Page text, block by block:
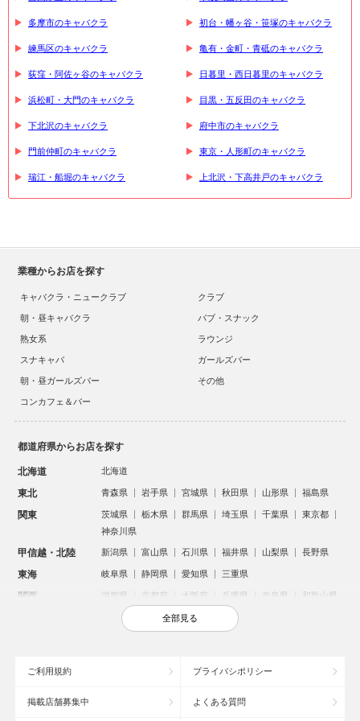
多摩市のキャバクラ 初台・幡ヶ谷・笹塚のキャバクラ
練馬区のキャバクラ 亀有・金町・青砥のキャバクラ
荻窪・阿佐ヶ谷のキャバクラ 日暮里・西日暮里のキャバクラ
浜松町・大門のキャバクラ 目黒・五反田のキャバクラ
下北沢のキャバクラ 府中市のキャバクラ
門前仲町のキャバクラ 東京・人形町のキャバクラ
瑞江・船堀のキャバクラ 上北沢・下高井戸のキャバクラ
業種からお店を探す
キャバクラ・ニュークラブ
クラブ
朝・昼キャバクラ
パブ・スナック
熟女系
ラウンジ
スナキャバ
ガールズバー
朝・昼ガールズバー
その他
コンカフェ＆バー
都道府県からお店を探す
北海道 北海道
東北 青森県 岩手県 宮城県 秋田県 山形県 福島県
関東 茨城県 栃木県 群馬県 埼玉県 千葉県
東京都
神奈川県
甲信越・北陸 新潟県 富山県 石川県 福井県 山梨県 長野県
東海 岐阜県 静岡県 愛知県 三重県
関西 滋賀県 京都府 大阪府 兵庫県 奈良県 和歌山県
鳥取県 島根県 岡山県 広島県
沖縄県
全部見る
ご利用規約 プライバシポリシー
掲載店舗募集中 よくある質問